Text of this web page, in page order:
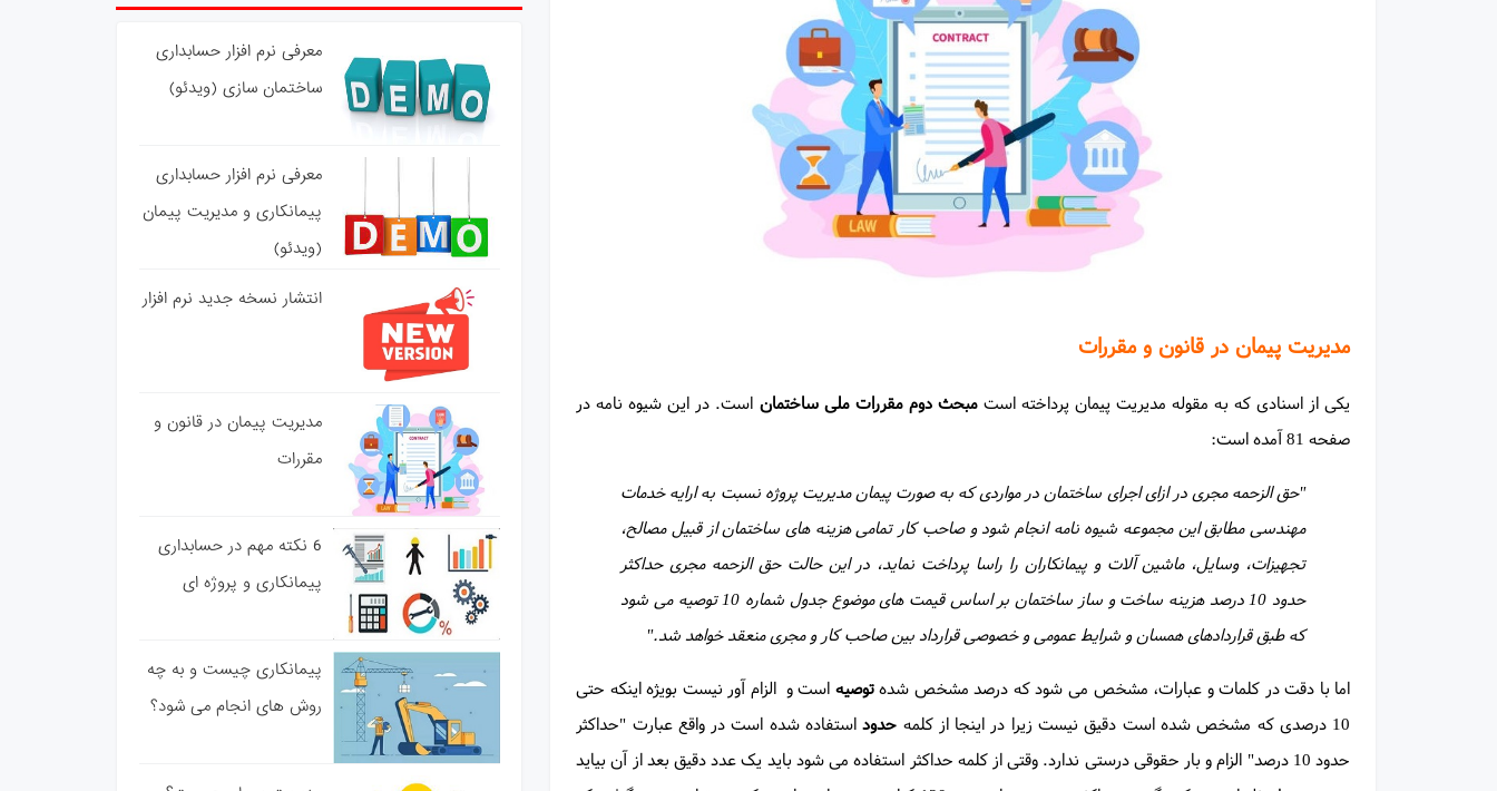
مدیریت پیمان در قانون و مقررات
یکی از اسنادی که به مقوله مدیریت پیمان پرداخته استمبحث دوم مقررات ملی ساختمان است. در این شیوه نامه در
صفحه 81 آمده است:
"حق الزحمه مجری در ازای اجرای ساختمان در مواردی که به صورت پیمان مدیریت پروژه نسبت به ارایه خدمات
مهندسی مطابق این مجموعه شیوه نامه انجام شود و صاحب کار تمامی هزینه های ساختمان از قبیل مصالح،
تجهیزات، وسایل، ماشین آلات و پیمانکاران را راسا پرداخت نماید، در این حالت حق الزحمه مجری حداکثر
حدود 10 درصد هزینه ساخت و ساز ساختمان بر اساس قیمت های موضوع جدول شماره 10 توصیه می شود
که طبق قراردادهای همسان و شرایط عمومی و خصوصی قرارداد بین صاحب کار و مجری منعقد خواهد شد."
اما با دقت در کلمات و عبارات، مشخص می شود که درصد مشخص شدهتوصیه است و الزام آور نیست بویژه اینکه حتی
10 درصدی که مشخص شده است دقیق نیست زیرا در اینجا از کلمه
حدوداستفاده شده است در واقع عبارت "حداکثر
حدود 10 درصد" الزام و بار حقوقی درستی ندارد. وقتی از کلمه حداکثر استفاده می شود باید یک عدد دقیق بعد از آن بیاید
معرفی نرم افزار حسابداری
ساختمان سازی (ویدئو)
معرفی نرم افزار حسابداری
پیمانکاری و مدیریت پیمان
(ویدئو)
انتشار نسخه جدید نرم افزار
مدیریت پیمان در قانون و
مقررات
6 نکته مهم در حسابداری
پیمانکاری و پروژه ای
پیمانکاری چیست و به چه
روش های انجام می شود؟